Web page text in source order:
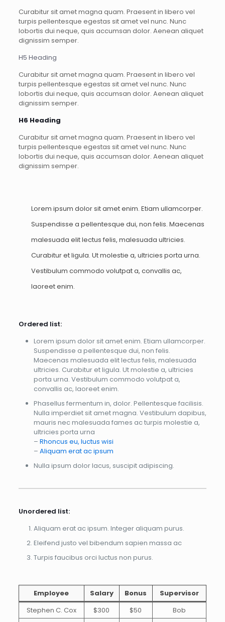
Curabitur sit amet magna quam. Praesent in libero vel
turpis pellentesque egestas sit amet vel nunc. Nunc
lobortis dui neque, quis accumsan dolor. Aenean aliquet
dignissim semper.
H5 Heading
Curabitur sit amet magna quam. Praesent in libero vel
turpis pellentesque egestas sit amet vel nunc. Nunc
lobortis dui neque, quis accumsan dolor. Aenean aliquet
dignissim semper.
H6 Heading
Curabitur sit amet magna quam. Praesent in libero vel
turpis pellentesque egestas sit amet vel nunc. Nunc
lobortis dui neque, quis accumsan dolor. Aenean aliquet
dignissim semper.
Lorem ipsum dolor sit amet enim. Etiam ullamcorper.
Suspendisse a pellentesque dui, non felis. Maecenas
malesuada elit lectus felis, malesuada ultricies.
Curabitur et ligula. Ut molestie a, ultricies porta urna.
Vestibulum commodo volutpat a, convallis ac,
laoreet enim.
Ordered list:
Lorem ipsum dolor sit amet enim. Etiam ullamcorper.
Suspendisse a pellentesque dui, non felis.
Maecenas malesuada elit lectus felis, malesuada
ultricies. Curabitur et ligula. Ut molestie a, ultricies
porta urna. Vestibulum commodo volutpat a,
convallis ac, laoreet enim.
Phasellus fermentum in, dolor. Pellentesque facilisis.
Nulla imperdiet sit amet magna. Vestibulum dapibus,
mauris nec malesuada fames ac turpis molestie a,
ultricies porta urna
– Rhoncus eu, luctus wisi
– Aliquam erat ac ipsum
Nulla ipsum dolor lacus, suscipit adipiscing.
Unordered list:
Aliquam erat ac ipsum. Integer aliquam purus.
Eleifend justo vel bibendum sapien massa ac
Turpis faucibus orci luctus non purus.
Employee Salary Bonus
Supervisor
Stephen C. Cox
$300 $50
Bob